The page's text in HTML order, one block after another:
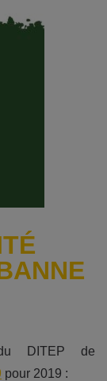
DITEP de
pour 2019 :